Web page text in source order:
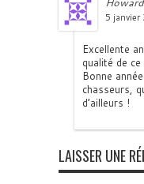
5 janvier
Excellente
qualité de
Bonne
chasseurs,
d’ailleurs !
LAISSER UNE